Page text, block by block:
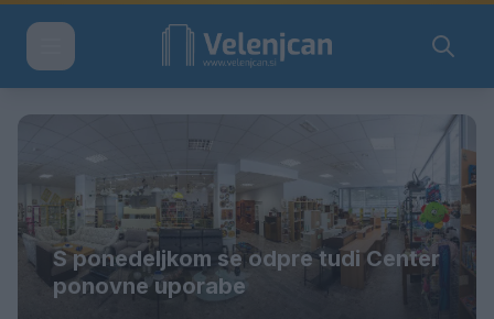
S ponedeljkom se odpre tudi Center
ponovne uporabe